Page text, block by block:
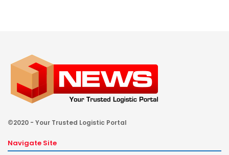
©2020 - Your Trusted Logistic Portal
Navigate Site